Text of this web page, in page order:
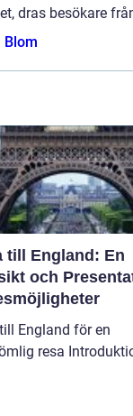
dras besökare
Blom
till England: En
och
England för en